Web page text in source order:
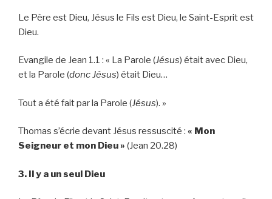
Le Père est Dieu, Jésus le Fils est Dieu, le Saint-Esprit est
Dieu.
Evangile de Jean 1.1 : « La Parole (Jésus) était avec Dieu,
et la Parole (donc Jésus) était Dieu…
Tout a été fait par la Parole (Jésus). »
Thomas s’écrie devant Jésus ressuscité : « Mon
Seigneur et mon Dieu » (Jean 20.28)
3. Il y a un seul Dieu